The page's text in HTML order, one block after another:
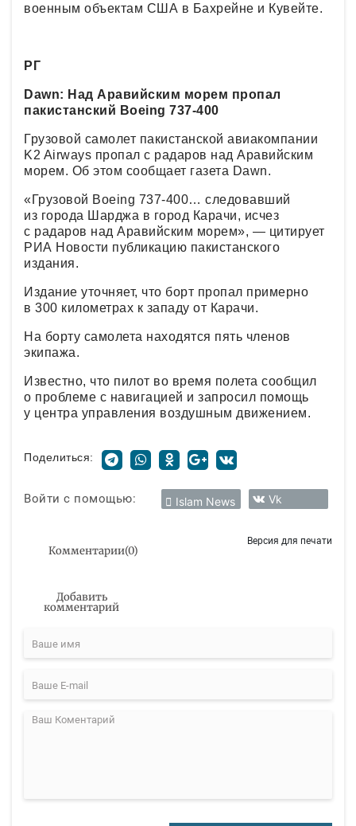
военным объектам США в Бахрейне и Кувейте.
РГ
Dawn: Над Аравийским морем пропал
пакистанский Boeing 737-400
Грузовой самолет пакистанской авиакомпании
K2 Airways пропал с радаров над Аравийским
морем. Об этом сообщает газета Dawn.
«Грузовой Boeing 737-400… следовавший
из города Шарджа в город Карачи, исчез
с радаров над Аравийским морем», — цитирует
РИА Новости публикацию пакистанского
издания.
Издание уточняет, что борт пропал примерно
в 300 километрах к западу от Карачи.
На борту самолета находятся пять членов
экипажа.
Известно, что пилот во время полета сообщил
о проблеме с навигацией и запросил помощь
у центра управления воздушным движением.
Поделиться:
Войти с помощью: Islam News Vk
Комментарии(0)
Версия для печати
Добавить
комментарий